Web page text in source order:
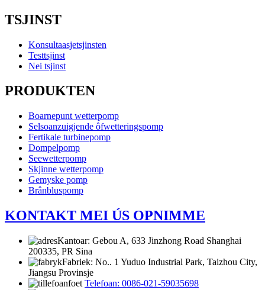
TSJINST
Konsultaasjetsjinsten
Testtsjinst
Nei tsjinst
PRODUKTEN
Boarnepunt wetterpomp
Selsoanzuigjende ôfwetteringspomp
Fertikale turbinepomp
Dompelpomp
Seewetterpomp
Skjinne wetterpomp
Gemyske pomp
Brânbluspomp
KONTAKT MEI ÚS OPNIMME
Kantoar: Gebou A, 633 Jinzhong Road Shanghai
200335, PR Sina
Fabriek: No.. 1 Yuduo Industrial Park, Taizhou City,
Jiangsu Provinsje
Telefoan: 0086-021-59035698